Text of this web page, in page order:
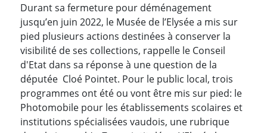
Durant sa fermeture pour déménagement
jusqu’en juin 2022, le Musée de l’Elysée a mis sur
pied plusieurs actions destinées à conserver la
visibilité de ses collections, rappelle le Conseil
d'Etat dans sa réponse à une question de la
députée Cloé Pointet. Pour le public local, trois
programmes ont été ou vont être mis sur pied: le
Photomobile pour les établissements scolaires et
institutions spécialisées vaudois, une rubrique